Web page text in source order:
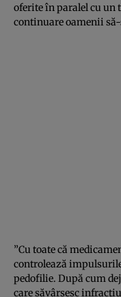
oferite în paralel cu
continuare oamenii
”Cu toate că
controlează
pedofilie. După cum
care săvârşesc